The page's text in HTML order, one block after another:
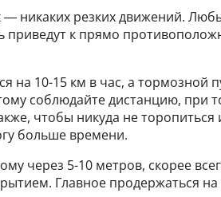
— никаких резких движений.
приведут к прямо
на 10-15 км в час, а тормозной
соблюдайте дистанцию, при
чтобы никуда не
больше времени.
через 5-10 метров, скорее
Главное продержаться на